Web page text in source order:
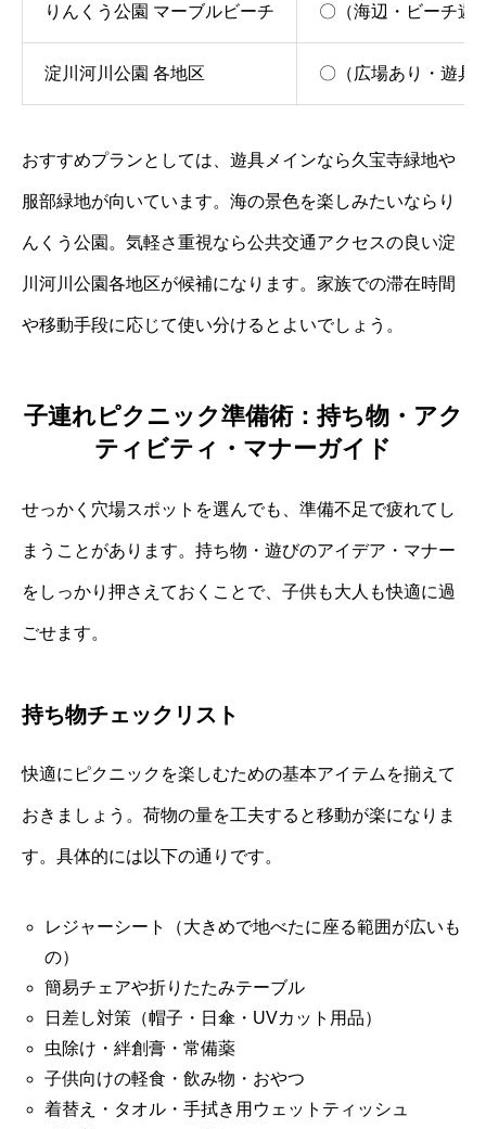
りんくう公園 マーブルビーチ 〇（海辺・ビーチ遊
淀川河川公園 各地区 〇（広場あり・遊具
おすすめプランとしては、遊具メインなら久宝寺緑地や
服部緑地が向いています。海の景色を楽しみたいならり
んくう公園。気軽さ重視なら公共交通アクセスの良い淀
川河川公園各地区が候補になります。家族での滞在時間
や移動手段に応じて使い分けるとよいでしょう。
子連れピクニック準備術：持ち物・アク
ティビティ・マナーガイド
せっかく穴場スポットを選んでも、準備不足で疲れてし
まうことがあります。持ち物・遊びのアイデア・マナー
をしっかり押さえておくことで、子供も大人も快適に過
ごせます。
持ち物チェックリスト
快適にピクニックを楽しむための基本アイテムを揃えて
おきましょう。荷物の量を工夫すると移動が楽になりま
す。具体的には以下の通りです。
レジャーシート（大きめで地べたに座る範囲が広いも
の）
簡易チェアや折りたたみテーブル
日差し対策（帽子・日傘・UVカット用品）
虫除け・絆創膏・常備薬
子供向けの軽食・飲み物・おやつ
着替え・タオル・手拭き用ウェットティッシュ